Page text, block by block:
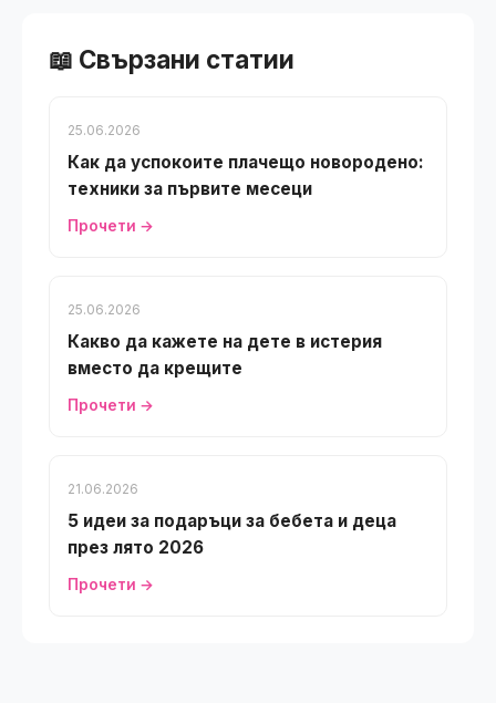
📖 Свързани статии
25.06.2026
Как да успокоите плачещо новородено:
техники за първите месеци
Прочети →
25.06.2026
Какво да кажете на дете в истерия
вместо да крещите
Прочети →
21.06.2026
5 идеи за подаръци за бебета и деца
през лято 2026
Прочети →